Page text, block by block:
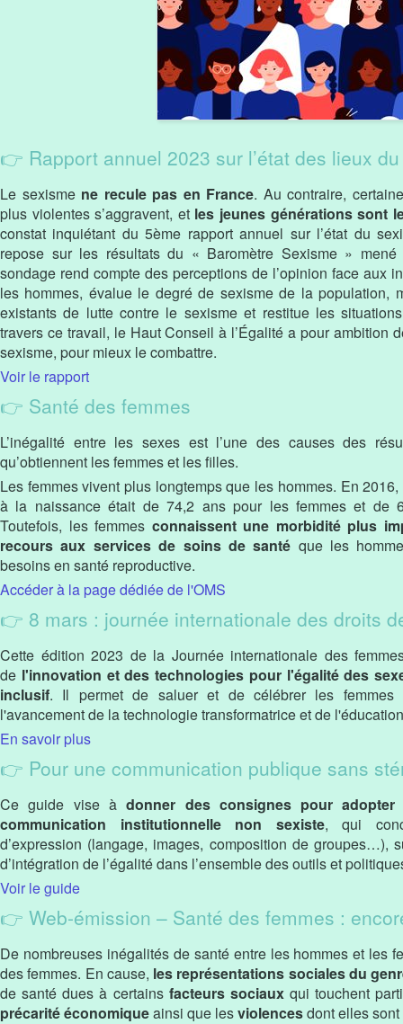
👉 Rapport annuel 2023 sur l’état des lieux
Le sexisme ne recule pas en France. Au contraire,
plus violentes s’aggravent, et les jeunes générations sont
constat inquiétant du 5ème rapport annuel sur l’état du
repose sur les résultats du « Baromètre Sexisme » mené
sondage rend compte des perceptions de l’opinion face aux
les hommes, évalue le degré de sexisme de la population,
existants de lutte contre le sexisme et restitue les
travers ce travail, le Haut Conseil à l’Égalité a pour ambition
sexisme, pour mieux le combattre.
Voir le rapport
👉 Santé des femmes
L’inégalité entre les sexes est l’une des causes des
qu’obtiennent les femmes et les filles.
Les femmes vivent plus longtemps que les hommes. En
à la naissance était de 74,2 ans pour les femmes et de
Toutefois, les femmes connaissent une morbidité plus
recours aux services de soins de santé que les
besoins en santé reproductive.
Accéder à la page dédiée de l'OMS
👉 8 mars : journée internationale des droits
Cette édition 2023 de la Journée internationale des
de l'innovation et des technologies pour l'égalité des
inclusif. Il permet de saluer et de célébrer les
l'avancement de la technologie transformatrice et de
En savoir plus
👉 Pour une communication publique sans
Ce guide vise àdonner des consignes pour
communication institutionnelle non sexiste, qui
d’expression (langage, images, composition de groupes…),
d’intégration de l’égalité dans l’ensemble des outils et
Voir le guide
👉 Web-émission – Santé des femmes :
De nombreuses inégalités de santé entre les hommes et les
des femmes. En cause, les représentations sociales du
de santé dues à certains facteurs sociauxqui touchent
précarité économiqueainsi que lesviolencesdont elles